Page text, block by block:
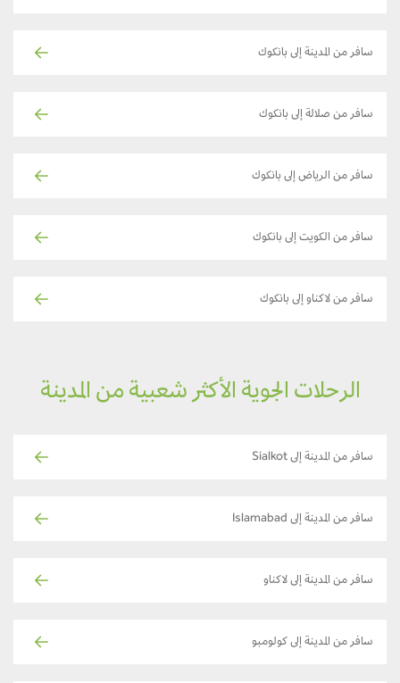
سافر من المدينة إلى بانكوك
سافر من صلالة إلى بانكوك
سافر من الرياض إلى بانكوك
سافر من الكويت إلى بانكوك
سافر من لاكناو إلى بانكوك
الرحلات الجوية الأكثر شعبية من المدينة
سافر من المدينة إلى Sialkot
سافر من المدينة إلى Islamabad
سافر من المدينة إلى لاكناو
سافر من المدينة إلى كولومبو